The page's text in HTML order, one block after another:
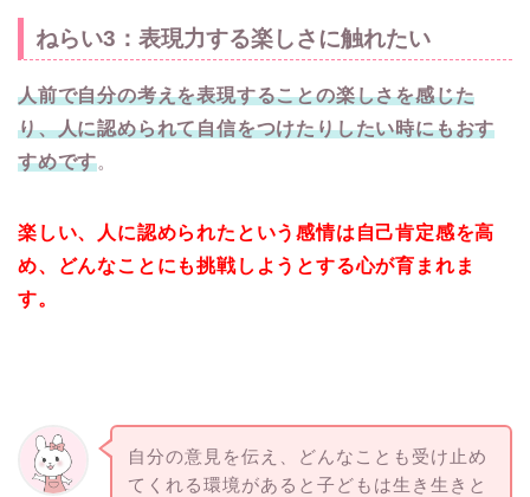
ねらい3：表現力する楽しさに触れたい
人前で自分の考えを表現することの楽しさを感じた
り、人に認められて自信をつけたりしたい時にもおす
すめです。
楽しい、人に認められたという感情は自己肯定感を高
め、どんなことにも挑戦しようとする心が育まれま
す。
自分の意見を伝え、どんなことも受け止め
てくれる環境があると子どもは生き生きと